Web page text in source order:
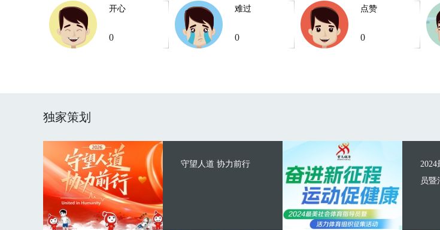
开心
0
难过
0
点赞
0
独家策划
守望人道 协力前行
2024
员暨